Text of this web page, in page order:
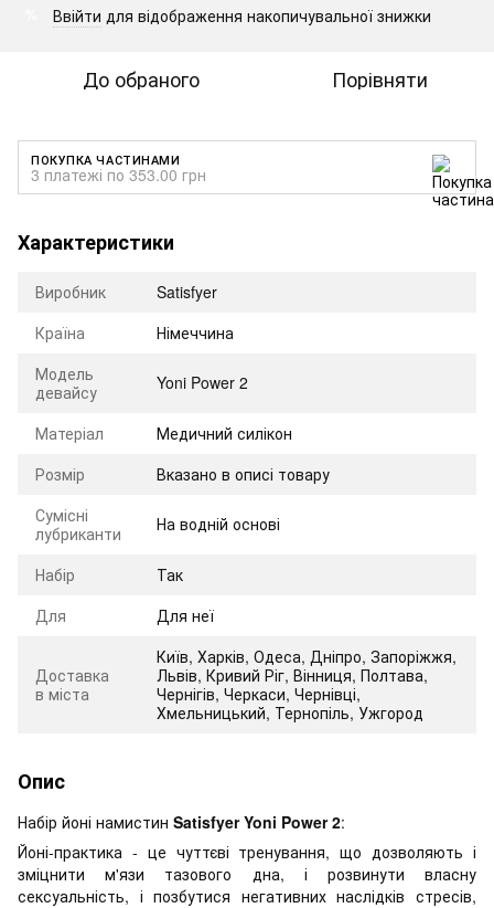
Ввійти для відображення накопичувальної знижки
До обраного Порівняти
ПОКУПКА ЧАСТИНАМИ
3 платежі по 353.00 грн
Характеристики
Виробник
Satisfyer
Країна
Німеччина
Модель
девайсу
Yoni Power 2
Матеріал
Медичний силікон
Розмір
Вказано в описі товару
Сумісні
лубриканти
На водній основі
Набір
Так
Для
Для неї
Доставка
в міста
Київ, Харків, Одеса, Дніпро, Запоріжжя,
Львів, Кривий Ріг, Вінниця, Полтава,
Чернігів, Черкаси, Чернівці,
Хмельницький, Тернопіль, Ужгород
Опис
Набір йоні намистин Satisfyer Yoni Power 2:
Йоні-практика - це чуттєві тренування, що дозволяють і
зміцнити м'язи тазового дна, і розвинути власну
сексуальність, і позбутися негативних наслідків стресів,